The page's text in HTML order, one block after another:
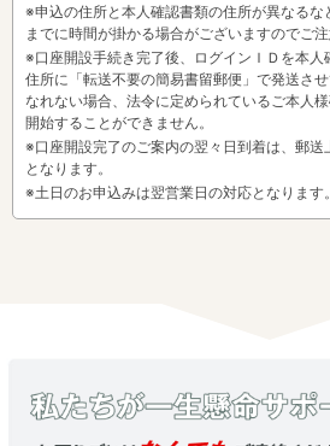
※申込の住所と本人確認書類の住所が異なるな
までに時間が掛かる場合がございますのでご注
※口座開設手続き完了後、ログインＩＤを本人
住所に「転送不要の簡易書留郵便」で発送さ
なれない場合、法令に定められているご本人
開始することができません。
※口座開設完了のご案内の翌々日到着は、郵
となります。
※土日のお申込みは翌営業日の対応となります。